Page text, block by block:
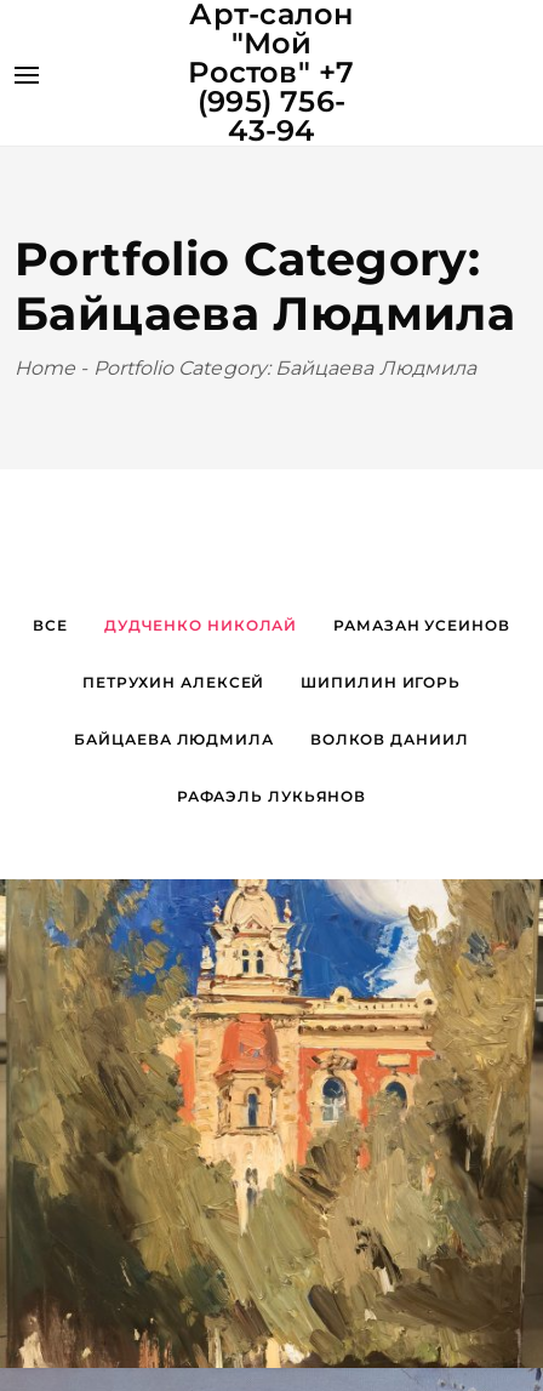
Арт-салон
"Мой
Ростов" +7
(995) 756-
43-94
Portfolio Category:
Байцаева Людмила
Home - Portfolio Category: Байцаева Людмила
ВСЕ ДУДЧЕНКО НИКОЛАЙ РАМАЗАН УСЕИНОВ
ПЕТРУХИН АЛЕКСЕЙ ШИПИЛИН ИГОРЬ
БАЙЦАЕВА ЛЮДМИЛА ВОЛКОВ ДАНИИЛ
РАФАЭЛЬ ЛУКЬЯНОВ
ДУДЧЕНКО НИКОЛАЙ